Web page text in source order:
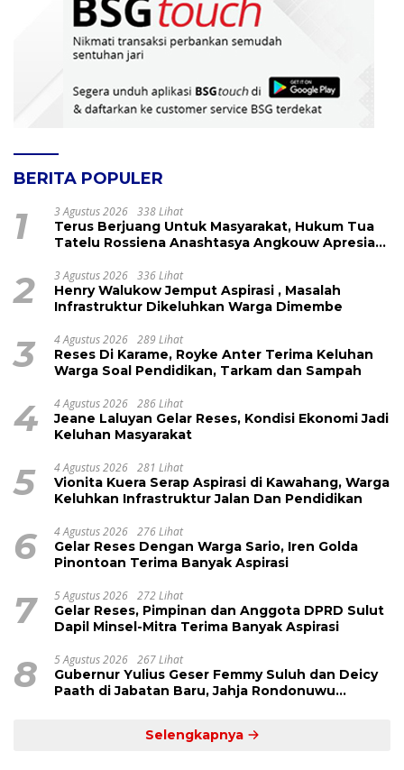
BERITA POPULER
1 3 Agustus 2026 338 Lihat
Terus Berjuang Untuk Masyarakat, Hukum Tua
Tatelu Rossiena Anashtasya Angkouw Apresiasi
2 3 Agustus 2026 336 Lihat
Henry Walukow Jemput Aspirasi , Masalah
Infrastruktur Dikeluhkan Warga Dimembe
3 4 Agustus 2026 289 Lihat
Reses Di Karame, Royke Anter Terima Keluhan
Warga Soal Pendidikan, Tarkam dan Sampah
4 4 Agustus 2026 286 Lihat
Jeane Laluyan Gelar Reses, Kondisi Ekonomi Jadi
Keluhan Masyarakat
5 4 Agustus 2026 281 Lihat
Vionita Kuera Serap Aspirasi di Kawahang, Warga
Keluhkan Infrastruktur Jalan Dan Pendidikan
6 4 Agustus 2026 276 Lihat
Gelar Reses Dengan Warga Sario, Iren Golda
Pinontoan Terima Banyak Aspirasi
7 5 Agustus 2026 272 Lihat
Gelar Reses, Pimpinan dan Anggota DPRD Sulut
Dapil Minsel-Mitra Terima Banyak Aspirasi
8 5 Agustus 2026 267 Lihat
Gubernur Yulius Geser Femmy Suluh dan Deicy
Paath di Jabatan Baru, Jahja Rondonuwu
Selengkapnya